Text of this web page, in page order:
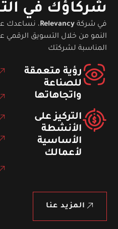
شركاؤك في
في شركةRelevancy، نساعدك
النمو من خلال التسويق الرقمي
المناسبة لشركتك
رؤية متعمقة
للصناعة
واتجاهاتها
التركيز على
الأنشطة
الأساسية
لأعمالك
المزيد عنا